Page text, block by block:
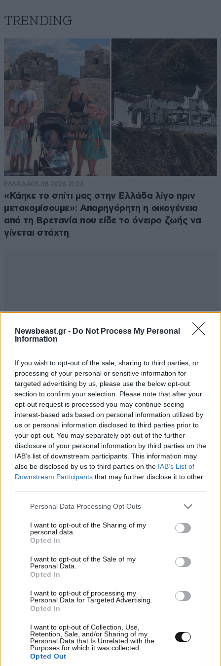
Newsbeast.gr - Do Not Process My Personal
Information
If you wish to opt-out of the sale, sharing to third parties, or
processing of your personal or sensitive information for
targeted advertising by us, please use the below opt-out
section to confirm your selection. Please note that after your
opt-out request is processed you may continue seeing
interest-based ads based on personal information utilized by
us or personal information disclosed to third parties prior to
your opt-out. You may separately opt-out of the further
disclosure of your personal information by third parties on the
IAB’s list of downstream participants. This information may
also be disclosed by us to third parties on the IAB’s List of
Downstream Participants that may further disclose it to other
Please note that this website/app uses one or more Google
not limited to your visit or usage behaviour. You may click to
grant or deny consent to Google and its third-party tags to
use your data for below specified purposes in below Google
consent section.
Personal Data Processing Opt Outs
I want to opt-out of the Sharing of my
personal data.
Opted In
I want to opt-out of the Sale of my
Personal Data.
Opted In
I want to opt-out of processing my
Personal Data for Targeted Advertising.
Opted In
I want to opt-out of Collection, Use,
Retention, Sale, and/or Sharing of my
Personal Data that Is Unrelated with the
Purposes for which it was collected.
Opted Out
TRENDING
ΕΛΛΑΔΑ05·08·2026 21:24
«Κάηκε το σπίτι μας στην Ελλάδα λίγο πριν
μετακομίσουμε»: Απαρηγόρητη η οικογένεια
από τη Βρετανία που είδε το όνειρο ζωής να
γίνεται στάχτη